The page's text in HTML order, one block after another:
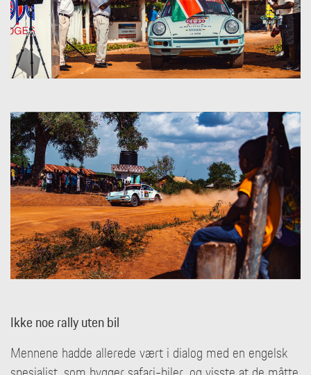
Ikke noe rally uten bil
Mennene hadde allerede vært i dialog med en engelsk